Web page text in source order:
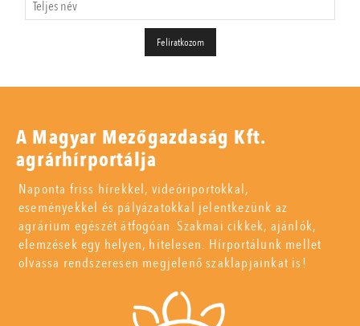
A Magyar Mezőgazdaság Kft.
agrárhírportálja
Naponta friss hírekkel, videóriportokkal,
eseményekkel és pályázatokkal jelentkezünk az
agrárium egészét átfogóan. Szakmai cikkek, ajánlók,
elemzések egy helyen, hitelesen. Hírportálunk mellet
olvassa rendszeresen megjelenő szaklapjainkat is!